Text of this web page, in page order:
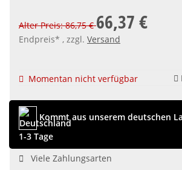
Alter Preis: 86,75 €66,37 €
Endpreis* , zzgl. Versand
Momentan nicht verfügbar
Kommt aus unserem deutschen
1-3 Tage
Viele Zahlungsarten